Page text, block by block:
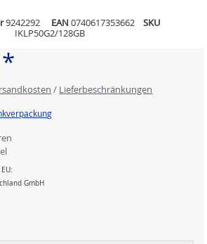
9242292 EAN 0740617353662
SKU
IKLP50G2/128GB
/ Lieferbeschränkungen
GmbH